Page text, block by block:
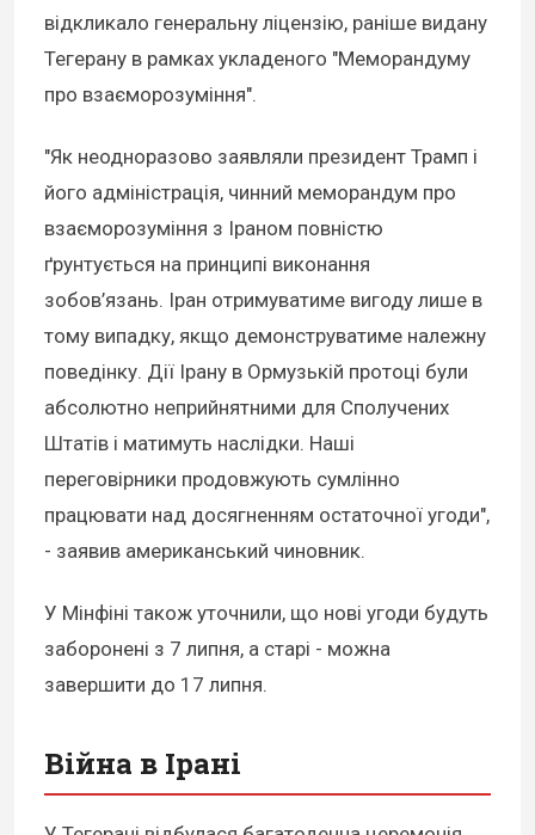
відкликало генеральну ліцензію, раніше видану
Тегерану в рамках укладеного "Меморандуму
про взаєморозуміння".
"Як неодноразово заявляли президент Трамп і
його адміністрація, чинний меморандум про
взаєморозуміння з Іраном повністю
ґрунтується на принципі виконання
зобов’язань. Іран отримуватиме вигоду лише в
тому випадку, якщо демонструватиме належну
поведінку. Дії Ірану в Ормузькій протоці були
абсолютно неприйнятними для Сполучених
Штатів і матимуть наслідки. Наші
переговірники продовжують сумлінно
працювати над досягненням остаточної угоди",
- заявив американський чиновник.
У Мінфіні також уточнили, що нові угоди будуть
заборонені з 7 липня, а старі - можна
завершити до 17 липня.
Війна в Ірані